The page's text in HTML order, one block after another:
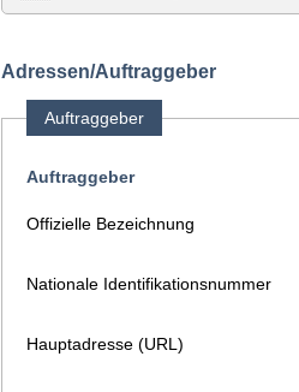
Adressen/Auftraggeber
Auftraggeber
Auftraggeber
Offizielle Bezeichnung
Nationale Identifikationsnummer
Hauptadresse (URL)